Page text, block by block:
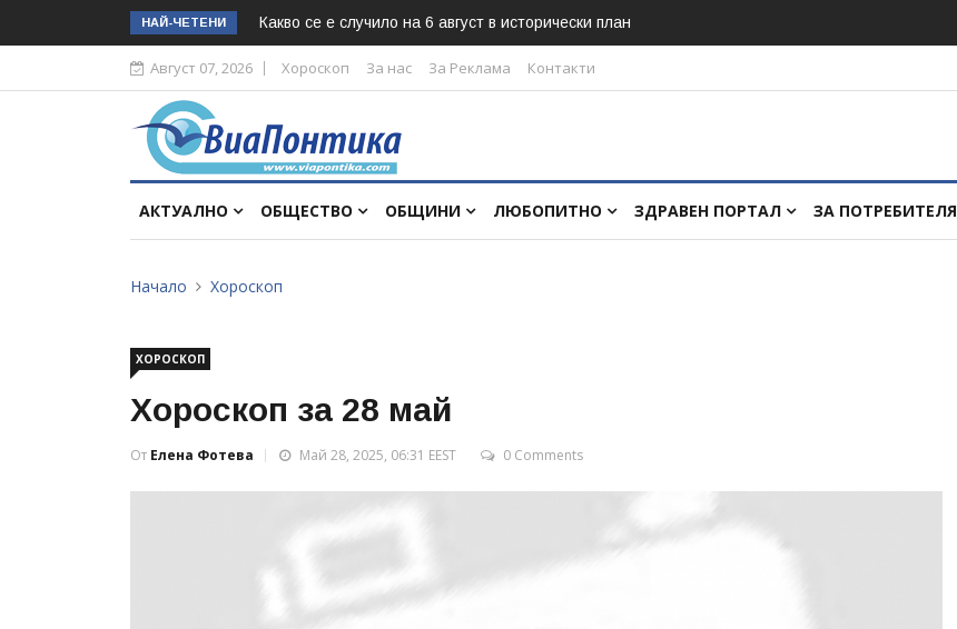
НАЙ-ЧЕТЕНИ Какво се е случило на 6 август в исторически план
Август 07, 2026 Хороскоп За нас За Реклама Контакти
АКТУАЛНО ОБЩЕСТВО ОБЩИНИ ЛЮБОПИТНО ЗДРАВЕН ПОРТАЛ ЗА ПОТРЕБИТЕЛЯ
Начало Хороскоп
ХОРОСКОП
Хороскоп за 28 май
От Елена Фотева Май 28, 2025, 06:31 EEST 0 Comments